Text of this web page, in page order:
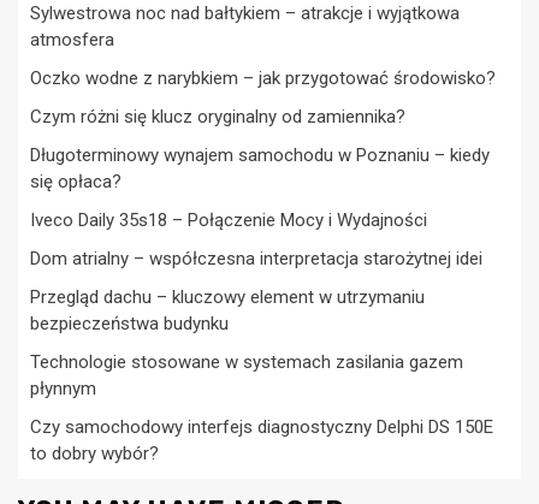
Sylwestrowa noc nad bałtykiem – atrakcje i wyjątkowa
atmosfera
Oczko wodne z narybkiem – jak przygotować środowisko?
Czym różni się klucz oryginalny od zamiennika?
Długoterminowy wynajem samochodu w Poznaniu – kiedy
się opłaca?
Iveco Daily 35s18 – Połączenie Mocy i Wydajności
Dom atrialny – współczesna interpretacja starożytnej idei
Przegląd dachu – kluczowy element w utrzymaniu
bezpieczeństwa budynku
Technologie stosowane w systemach zasilania gazem
płynnym
Czy samochodowy interfejs diagnostyczny Delphi DS 150E
to dobry wybór?